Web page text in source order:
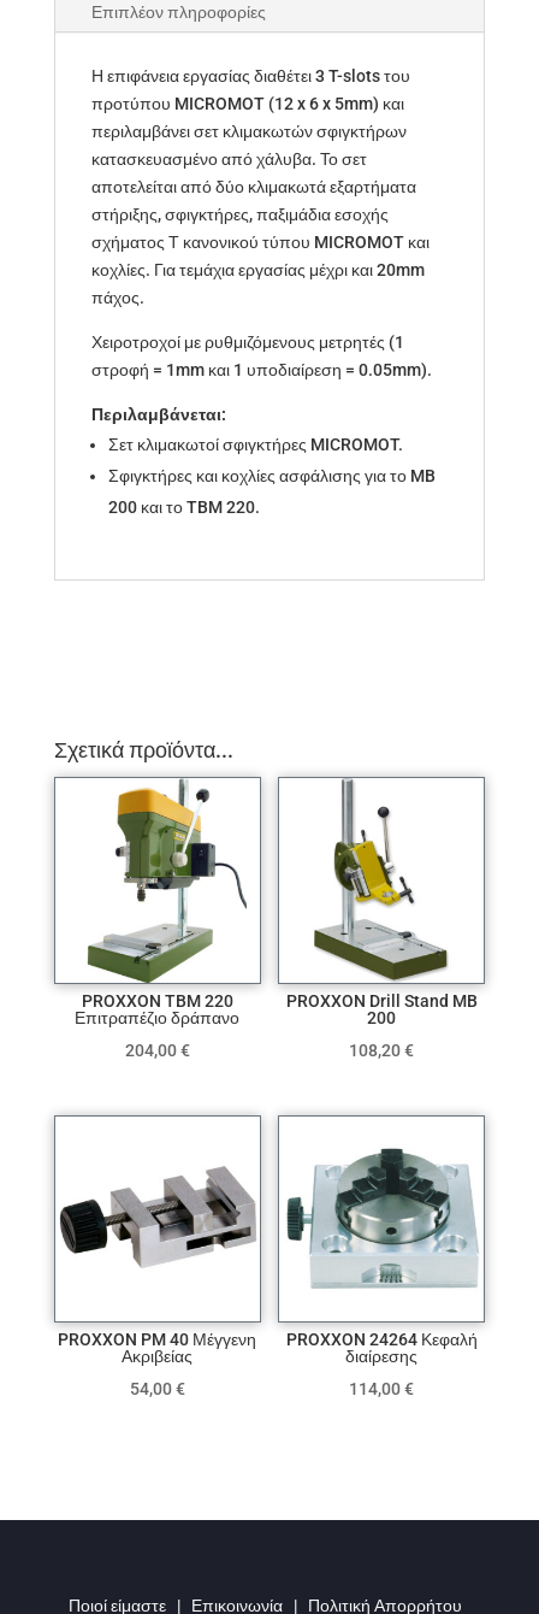
Επιπλέον πληροφορίες
Η επιφάνεια εργασίας διαθέτει 3 T-slots του
προτύπου MICROMOT (12 x 6 x 5mm) και
περιλαμβάνει σετ κλιμακωτών σφιγκτήρων
κατασκευασμένο από χάλυβα. Το σετ
αποτελείται από δύο κλιμακωτά εξαρτήματα
στήριξης, σφιγκτήρες, παξιμάδια εσοχής
σχήματος Τ κανονικού τύπου MICROMOT και
κοχλίες. Για τεμάχια εργασίας μέχρι και 20mm
πάχος.
Χειροτροχοί με ρυθμιζόμενους μετρητές (1
στροφή = 1mm και 1 υποδιαίρεση = 0.05mm).
Περιλαμβάνεται:
Σετ κλιμακωτοί σφιγκτήρες MICROMOT.
Σφιγκτήρες και κοχλίες ασφάλισης για το MB
200 και το TBM 220.
Σχετικά προϊόντα...
PROXXON TBM 220
Επιτραπέζιο δράπανο
204,00€
PROXXON Drill Stand MB
200
108,20€
PROXXON PM 40 Μέγγενη
Ακριβείας
54,00€
PROXXON 24264 Κεφαλή
διαίρεσης
114,00€
Ποιοί είμαστε | Επικοινωνία | Πολιτική Απορρήτου